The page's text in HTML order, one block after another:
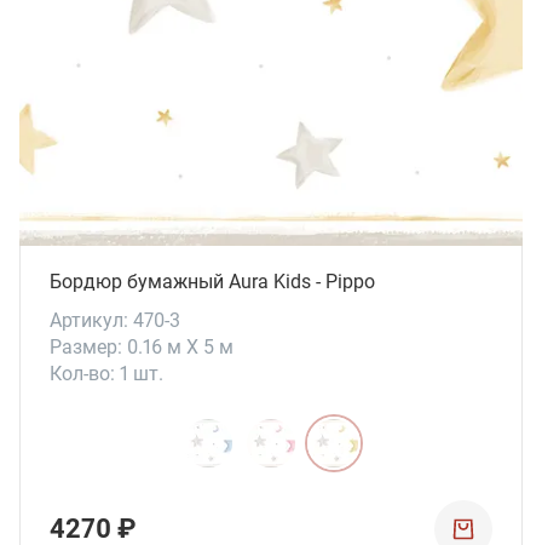
Бордюр бумажный Aura Kids - Pippo
Артикул: 470-3
Размер: 0.16 м X 5 м
Кол-во: 1 шт.
4270 ₽